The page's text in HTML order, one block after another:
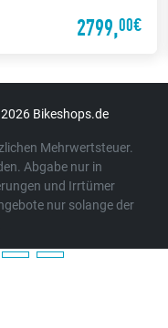
2799,00€
2026 Bikeshops.de
Mehrwertsteuer.
Abgabe nur in
und Irrtümer
nur solange der